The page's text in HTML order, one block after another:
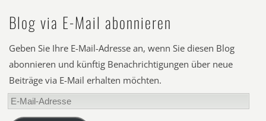
Blog via E-Mail abonnieren
Geben Sie Ihre E-Mail-Adresse an, wenn Sie diesen Blog
abonnieren und künftig Benachrichtigungen über neue
Beiträge via E-Mail erhalten möchten.
E-
Mail-